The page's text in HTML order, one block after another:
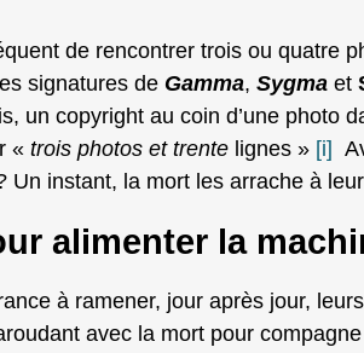
de rencontrer trois ou quatre
signatures de Gamma, Sygma et
un copyright au coin d’une photo
« trois photos et trente lignes » [i]
Un instant, la mort les arrache à
alimenter la
à ramener, jour après jour,
avec la mort pour